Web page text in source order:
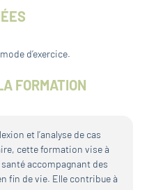
d’exercice.
FORMATION
et l’analyse de cas
cette formation vise à
accompagnant des
fin de vie. Elle contribue à